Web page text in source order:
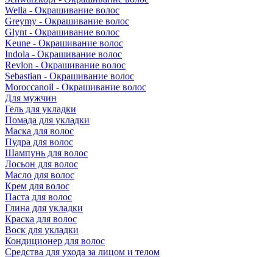
Wella - Окрашивание волос
Greymy - Окрашивание волос
Glynt - Окрашивание волос
Keune - Окрашивание волос
Indola - Окрашивание волос
Revlon - Окрашивание волос
Sebastian - Окрашивание волос
Moroccanoil - Окрашивание волос
Для мужчин
Гель для укладки
Помада для укладки
Маска для волос
Пудра для волос
Шампунь для волос
Лосьон для волос
Масло для волос
Крем для волос
Паста для волос
Глина для укладки
Краска для волос
Воск для укладки
Кондиционер для волос
Средства для ухода за лицом и телом